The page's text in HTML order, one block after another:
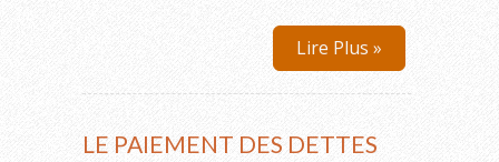
Lire Plus »
LE PAIEMENT DES DETTES